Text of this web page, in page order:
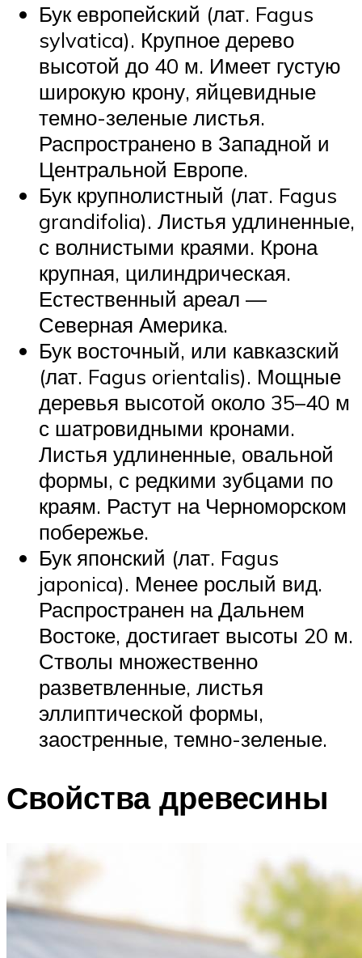
Бук европейский (лат. Fagus
sylvatica). Крупное дерево
высотой до 40 м. Имеет густую
широкую крону, яйцевидные
темно-зеленые листья.
Распространено в Западной и
Центральной Европе.
Бук крупнолистный (лат. Fagus
grandifolia). Листья удлиненные,
с волнистыми краями. Крона
крупная, цилиндрическая.
Естественный ареал —
Северная Америка.
Бук восточный, или кавказский
(лат. Fagus orientalis). Мощные
деревья высотой около 35–40 м
с шатровидными кронами.
Листья удлиненные, овальной
формы, с редкими зубцами по
краям. Растут на Черноморском
побережье.
Бук японский (лат. Fagus
japonica). Менее рослый вид.
Распространен на Дальнем
Востоке, достигает высоты 20 м.
Стволы множественно
разветвленные, листья
эллиптической формы,
заостренные, темно-зеленые.
Свойства древесины